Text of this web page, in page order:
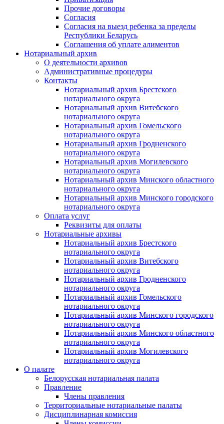
Прочие договоры
Согласия
Согласия на выезд ребенка за пределы
Республики Беларусь
Соглашения об уплате алиментов
Нотариальный архив
О деятельности архивов
Административные процедуры
Контакты
Нотариальный архив Брестского
нотариального округа
Нотариальный архив Витебского
нотариального округа
Нотариальный архив Гомельского
нотариального округа
Нотариальный архив Гродненского
нотариального округа
Нотариальный архив Могилевского
нотариального округа
Нотариальный архив Минского областного
нотариального округа
Нотариальный архив Минского городского
нотариального округа
Оплата услуг
Реквизиты для оплаты
Нотариальные архивы
Нотариальный архив Брестского
нотариального округа
Нотариальный архив Витебского
нотариального округа
Нотариальный архив Гродненского
нотариального округа
Нотариальный архив Гомельского
нотариального округа
Нотариальный архив Минского городского
нотариального округа
Нотариальный архив Минского областного
нотариального округа
Нотариальный архив Могилевского
нотариального округа
О палате
Белорусская нотариальная палата
Правление
Члены правления
Территориальные нотариальные палаты
Дисциплинарная комиссия